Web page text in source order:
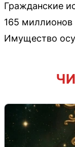
Гражданские
165
Имущество